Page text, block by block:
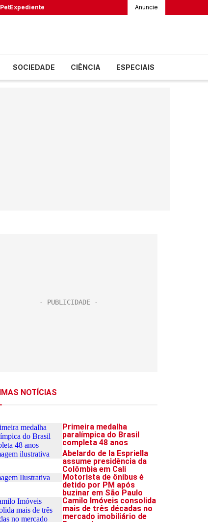
PetExpediente Anuncie
SOCIEDADE CIÊNCIA ESPECIAIS